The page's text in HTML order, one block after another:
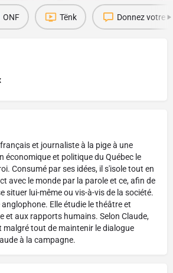
ONF Tënk Donnez votre
et journaliste à la pige à une
économique et politique du Québec le
Consumé par ses idées, il s'isole tout en
avec le monde par la parole et ce, afin de
situer lui-même ou vis-à-vis de la société.
Elle étudie le théâtre et
et aux rapports humains. Selon Claude,
malgré tout de maintenir le dialogue
à la campagne.